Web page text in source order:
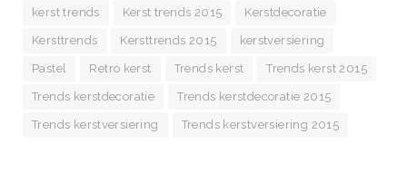
kerst trends Kerst trends 2015 Kerstdecoratie
Kersttrends Kersttrends 2015 kerstversiering
Pastel Retro kerst Trends kerst Trends kerst 2015
Trends kerstdecoratie Trends kerstdecoratie 2015
Trends kerstversiering Trends kerstversiering 2015